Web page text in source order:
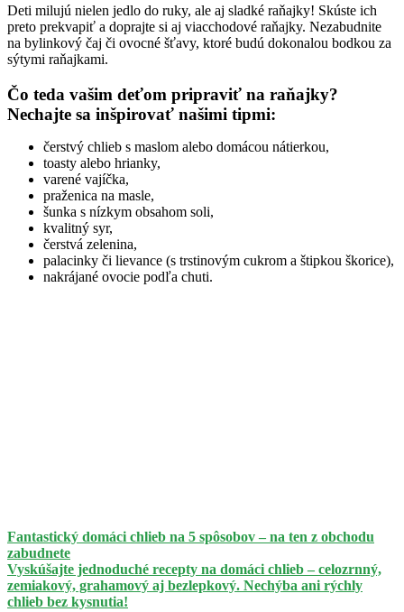
Deti milujú nielen jedlo do ruky, ale aj sladké raňajky! Skúste ich
preto prekvapiť a doprajte si aj viacchodové raňajky. Nezabudnite
na bylinkový čaj či ovocné šťavy, ktoré budú dokonalou bodkou za
sýtymi raňajkami.
Čo teda vašim deťom pripraviť na raňajky?
Nechajte sa inšpirovať našimi tipmi:
čerstvý chlieb s maslom alebo domácou nátierkou,
toasty alebo hrianky,
varené vajíčka,
praženica na masle,
šunka s nízkym obsahom soli,
kvalitný syr,
čerstvá zelenina,
palacinky či lievance (s trstinovým cukrom a štipkou škorice),
nakrájané ovocie podľa chuti.
Fantastický domáci chlieb na 5 spôsobov – na ten z obchodu
zabudnete
Vyskúšajte jednoduché recepty na domáci chlieb – celozrnný,
zemiakový, grahamový aj bezlepkový. Nechýba ani rýchly
chlieb bez kysnutia!